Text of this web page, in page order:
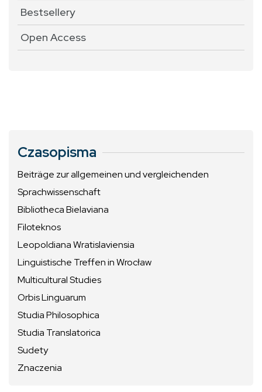
Bestsellery
Open Access
Czasopisma
Beiträge zur allgemeinen und vergleichenden
Sprachwissenschaft
Bibliotheca Bielaviana
Filoteknos
Leopoldiana Wratislaviensia
Linguistische Treffen in Wrocław
Multicultural Studies
Orbis Linguarum
Studia Philosophica
Studia Translatorica
Sudety
Znaczenia